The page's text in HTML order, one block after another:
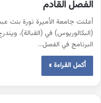
الفصل القادم
أعلنت جامعة الأميرة نورة بنت
(البكالوريوس) في (القبالة)،
البرنامج في الفصل…
أكمل القراءة »